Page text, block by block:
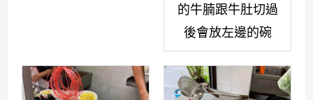
的牛腩跟牛肚切過
後會放左邊的碗